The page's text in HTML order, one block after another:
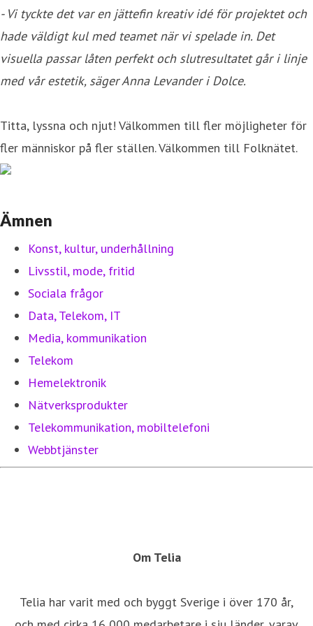
- Vi tyckte det var en jättefin kreativ idé för projektet och
hade väldigt kul med teamet när vi spelade in. Det
visuella passar låten perfekt och slutresultatet går i linje
med vår estetik, säger Anna Levander i Dolce.
Titta, lyssna och njut! Välkommen till fler möjligheter för
fler människor på fler ställen. Välkommen till Folknätet.
Ämnen
Konst, kultur, underhållning
Livsstil, mode, fritid
Sociala frågor
Data, Telekom, IT
Media, kommunikation
Telekom
Hemelektronik
Nätverksprodukter
Telekommunikation, mobiltelefoni
Webbtjänster
Om Telia
Telia har varit med och byggt Sverige i över 170 år,